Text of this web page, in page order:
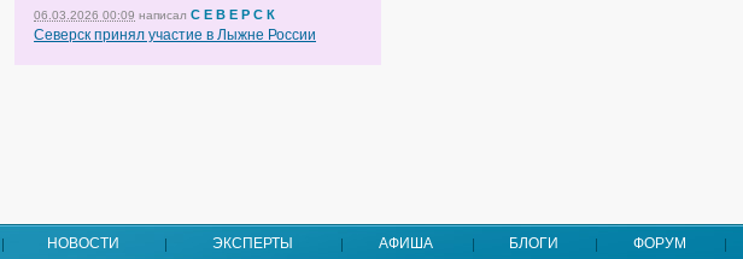
06.03.2026 00:09 написал С Е В Е Р С К
Северск принял участие в Лыжне России
НОВОСТИ ЭКСПЕРТЫ АФИША БЛОГИ ФОРУМ